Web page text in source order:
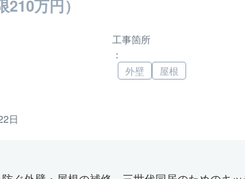
万円）
日
工事箇所
：
外壁
屋根